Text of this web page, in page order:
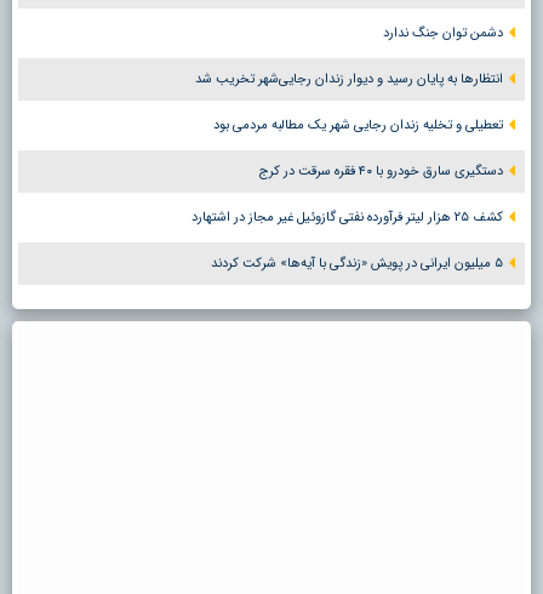
دشمن توان جنگ ندارد
انتظارها به پایان رسید و دیوار زندان رجایی‌شهر تخریب شد
تعطیلی و تخلیه زندان رجایی شهر یک مطالبه مردمی بود
دستگیری سارق خودرو با ۴۰ فقره سرقت در کرج
کشف ۲۵ هزار لیتر فرآورده نفتی گازوئیل غیر مجاز در اشتهارد
۵ میلیون ایرانی در پویش «زندگی با آیه‌ها» شرکت کردند